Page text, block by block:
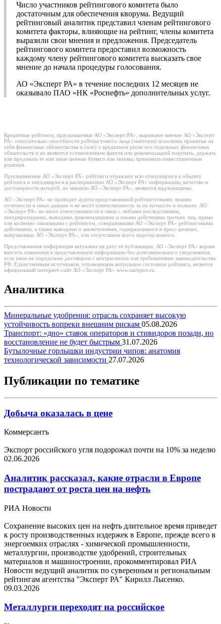
Число участников рейтингового комитета было
достаточным для обеспечения кворума. Ведущий
рейтинговый аналитик представил членам рейтингового
комитета факторы, влияющие на рейтинг, члены комитета
выразили свои мнения и предложения. Председатель
рейтингового комитета предоставил возможность
каждому члену рейтингового комитета высказать свое
мнение до начала процедуры голосования.
АО «Эксперт РА» в течение последних 12 месяцев не
оказывало ПАО «НК «Роснефть» дополнительных услуг.
Кредитные рейтинги, присваиваемые АО «Эксперт РА», выражают мнение АО «Эксперт
РА» относительно способности рейтингуемого лица (эмитента) исполнять принятые на
себя финансовые обязательства и (или) о кредитном риске его отдельных финансовых
обязательств и не являются установлением фактов или рекомендацией покупать, держать
или продавать те или иные ценные бумаги или активы, принимать инвестиционные
решения.
Присваиваемые АО «Эксперт РА» рейтинги отражают всю относящуюся к объекту
рейтинга и находящуюся в распоряжении АО «Эксперт РА» информацию, качество и
достоверность которой, по мнению АО «Эксперт РА», являются надлежащими.
АО «Эксперт РА» не проводит аудита представленной рейтингуемыми лицами
отчётности и иных данных и не несёт ответственность за их точность и полноту. АО
«Эксперт РА» не несет ответственности в связи с любыми последствиями,
интерпретациями, выводами, рекомендациями и иными действиями третьих лиц, прямо
или косвенно связанными с рейтингом, совершенными АО «Эксперт РА» рейтинговыми
действиями, а также выводами и заключениями, содержащимися в пресс-релизах,
выпущенных АО «Эксперт РА», или отсутствием всего перечисленного.
Представленная информация актуальна на дату её публикации. АО «Эксперт РА» вправе
вносить изменения в представленную информацию без дополнительного уведомления,
если иное не определено договором с контрагентом или требованиями законодательства
РФ. Единственным источником, отражающим актуальное состояние рейтинга, является
официальный интернет-сайт АО «Эксперт РА» www.raexpert.ru.
Аналитика
Минеральные удобрения: отрасль сохраняет высокую
устойчивость вопреки внешним рискам 05.08.2026
Транспорт: «дно» ставок операторов и стивидоров позади, но
восстановление не будет быстрым 31.07.2026
Бутылочные горлышки индустрии чипов: анатомия
технологической зависимости 27.07.2026
Публикации по тематике
Добыча оказалась в цене
Коммерсантъ
Экспорт российского угля подорожал почти на 10% за неделю
02.06.2026
Аналитик рассказал, какие отрасли в Европе
пострадают от роста цен на нефть
РИА Новости
Сохранение высоких цен на нефть длительное время приведет
к росту производственных издержек в Европе, прежде всего в
энергоемких отраслях - химической промышленности,
металлургии, производстве удобрений, строительных
материалов и машиностроении, прокомментировал РИА
Новости ведущий аналитик по суверенным и региональным
рейтингам агентства "Эксперт РА" Кирилл Лысенко.
09.03.2026
Металлурги переходят на российское